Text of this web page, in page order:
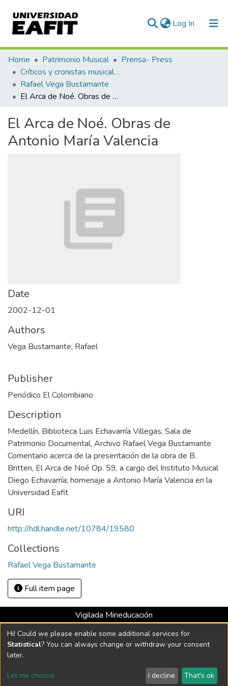
Log In (current)
Communities & Collections
All of DSpace
Statistics
Home Patrimonio Musical
Prensa- Press
Críticos y cronistas musicales
Rafael Vega Bustamante
El Arca de Noé. Obras de Antonio María Valencia
El Arca de Noé. Obras de
Antonio María Valencia
Date
2002-12-01
Authors
Vega Bustamante, Rafael
Publisher
Periódico El Colombiano
Description
Medellín, Biblioteca Luis Echavarría Villegas, Sala de
Patrimonio Documental, Archivo Rafael Vega Bustamante
Comentario acerca de la presentación de la obra de B.
Britten, El Arca de Noé Op. 59, a cargo del Instituto Musical
Diego Echavarría; homenaje a Antonio María Valencia en la
Universidad Eafit
URI
http://hdl.handle.net/10784/19580
Collections
Rafael Vega Bustamante
Full item page
Vigilada Mineducación
Universidad con Acreditación Institucional hasta 2026 -
Resolución MEN 2158 de 2018
DSpace software copyright © 2002-2026 LYRASIS
Send Feedback
Hi! Could we please enable some additional services for
Statistical? You can always change or withdraw your consent
later.
Let me choose I decline That's ok